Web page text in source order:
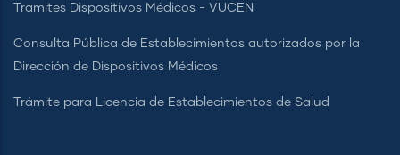
Tramites Dispositivos Médicos - VUCEN
Consulta Pública de Establecimientos autorizados por la
Dirección de Dispositivos Médicos
Trámite para Licencia de Establecimientos de Salud